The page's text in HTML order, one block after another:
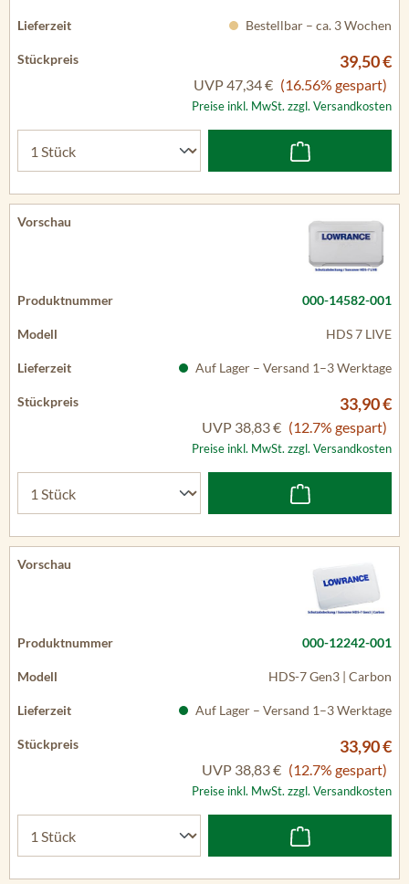
Bestellbar – ca. 3 Wochen
39,50 €
UVP47,34 € (16.56% gespart)
Preise inkl. MwSt. zzgl. Versandkosten
000-14582-001
HDS 7 LIVE
Auf Lager – Versand 1–3 Werktage
33,90 €
UVP 38,83 € (12.7% gespart)
Preise inkl. MwSt. zzgl. Versandkosten
000-12242-001
HDS-7 Gen3 | Carbon
Auf Lager – Versand 1–3 Werktage
33,90 €
UVP 38,83 € (12.7% gespart)
Preise inkl. MwSt. zzgl. Versandkosten